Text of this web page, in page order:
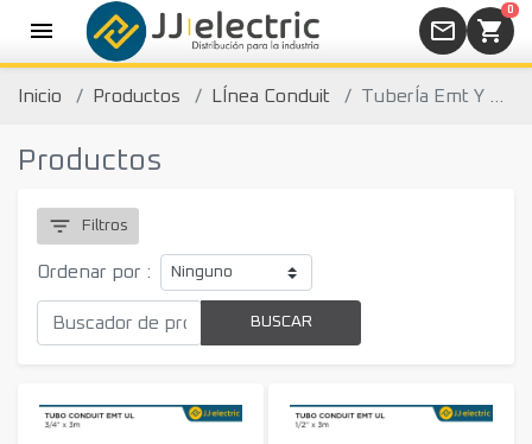
menu mail_outline shopping_cart
0
Inicio Productos LÍnea Conduit TuberÍa Emt Y Accesorios
Productos
filter_list Filtros
Ordenar por :
BUSCAR